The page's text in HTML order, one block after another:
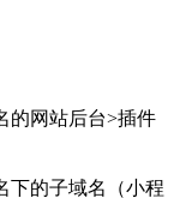
的网站后台>插件
下的子域名（小程